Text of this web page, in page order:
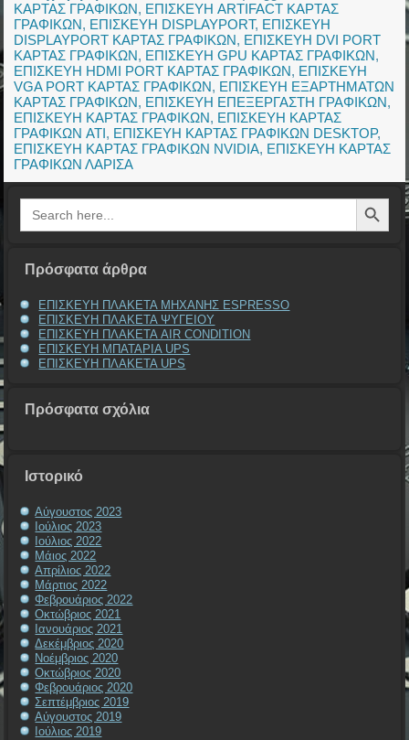
ΚΑΡΤΑΣ ΓΡΑΦΙΚΩΝ, ΕΠΙΣΚΕΥΗ ARTIFACT ΚΑΡΤΑΣ
ΓΡΑΦΙΚΩΝ, ΕΠΙΣΚΕΥΗ DISPLAYPORT, ΕΠΙΣΚΕΥΗ
DISPLAYPORT ΚΑΡΤΑΣ ΓΡΑΦΙΚΩΝ, ΕΠΙΣΚΕΥΗ DVI PORT
ΚΑΡΤΑΣ ΓΡΑΦΙΚΩΝ, ΕΠΙΣΚΕΥΗ GPU ΚΑΡΤΑΣ ΓΡΑΦΙΚΩΝ,
ΕΠΙΣΚΕΥΗ HDMI PORT ΚΑΡΤΑΣ ΓΡΑΦΙΚΩΝ, ΕΠΙΣΚΕΥΗ
VGA PORT ΚΑΡΤΑΣ ΓΡΑΦΙΚΩΝ, ΕΠΙΣΚΕΥΗ ΕΞΑΡΤΗΜΑΤΩΝ
ΚΑΡΤΑΣ ΓΡΑΦΙΚΩΝ, ΕΠΙΣΚΕΥΗ ΕΠΕΞΕΡΓΑΣΤΗ ΓΡΑΦΙΚΩΝ,
ΕΠΙΣΚΕΥΗ ΚΑΡΤΑΣ ΓΡΑΦΙΚΩΝ, ΕΠΙΣΚΕΥΗ ΚΑΡΤΑΣ
ΓΡΑΦΙΚΩΝ ATI, ΕΠΙΣΚΕΥΗ ΚΑΡΤΑΣ ΓΡΑΦΙΚΩΝ DESKTOP,
ΕΠΙΣΚΕΥΗ ΚΑΡΤΑΣ ΓΡΑΦΙΚΩΝ NVIDIA, ΕΠΙΣΚΕΥΗ ΚΑΡΤΑΣ
ΓΡΑΦΙΚΩΝ ΛΑΡΙΣΑ
Search
for:
Search Button
Πρόσφατα άρθρα
ΕΠΙΣΚΕΥΗ ΠΛΑΚΕΤΑ ΜΗΧΑΝΗΣ ESPRESSO
ΕΠΙΣΚΕΥΗ ΠΛΑΚΕΤΑ ΨΥΓΕΙΟΥ
ΕΠΙΣΚΕΥΗ ΠΛΑΚΕΤΑ AIR CONDITION
ΕΠΙΣΚΕΥΗ ΜΠΑΤΑΡΙΑ UPS
ΕΠΙΣΚΕΥΗ ΠΛΑΚΕΤΑ UPS
Πρόσφατα σχόλια
Ιστορικό
Αύγουστος 2023
Ιούλιος 2023
Ιούλιος 2022
Μάιος 2022
Απρίλιος 2022
Μάρτιος 2022
Φεβρουάριος 2022
Οκτώβριος 2021
Ιανουάριος 2021
Δεκέμβριος 2020
Νοέμβριος 2020
Οκτώβριος 2020
Φεβρουάριος 2020
Σεπτέμβριος 2019
Αύγουστος 2019
Ιούλιος 2019